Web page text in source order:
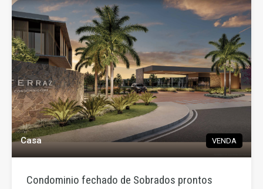
Casa VENDA
Condominio fechado de Sobrados prontos